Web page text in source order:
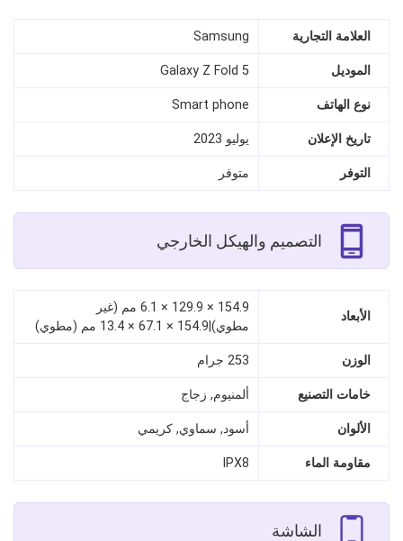
العلامة التجارية Samsung
الموديل Galaxy Z Fold 5
نوع الهاتف Smart phone
تاريخ الإعلان يوليو 2023
التوفر متوفر
التصميم والهيكل الخارجي
الأبعاد
154.9 × 129.9 × 6.1 مم (غير
مطوي)|154.9 × 67.1 × 13.4 مم (مطوي)
الوزن 253 جرام
خامات التصنيع ألمنيوم, زجاج
الألوان أسود, سماوي, كريمي
مقاومة الماء IPX8
الشاشة